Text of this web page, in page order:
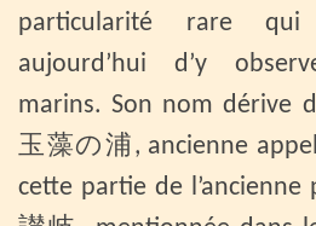
particularité rare qui
aujourd’hui d’y
marins. Son nom dérive
玉藻の浦, ancienne
cette partie de l’ancienne